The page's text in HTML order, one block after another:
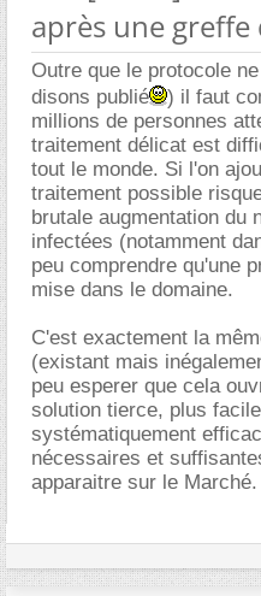
après une greffe
Outre que le protocole
disons publié
) il faut
millions de personnes
traitement délicat est
tout le monde. Si l'on
traitement possible
brutale augmentation du
infectées (notamment
peu comprendre qu'une
mise dans le domaine.
C'est exactement la
(existant mais
peu esperer que cela
solution tierce, plus
systématiquement
nécessaires et
apparaitre sur le Marché.